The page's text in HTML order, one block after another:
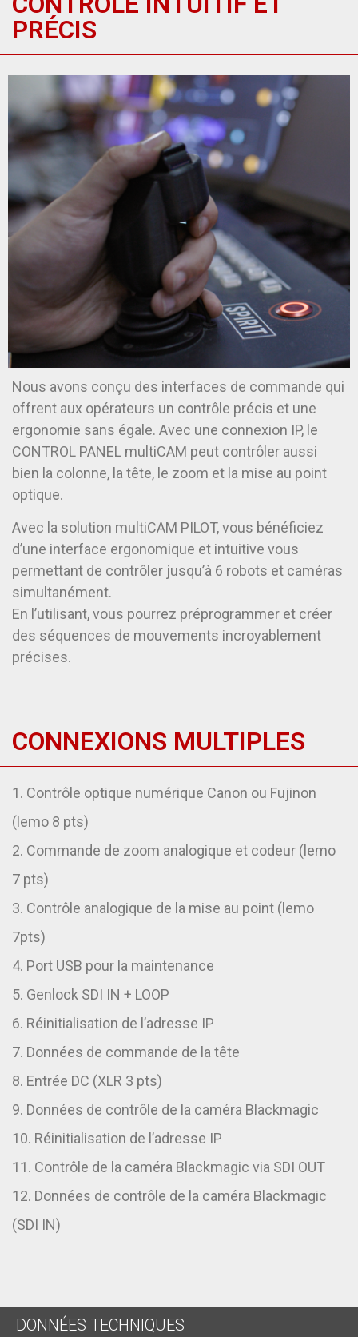
PRÉCIS
Nous avons conçu des interfaces de commande qui
offrent aux opérateurs un contrôle précis et une
ergonomie sans égale. Avec une connexion IP, le
CONTROL PANEL multiCAM peut contrôler aussi
bien la colonne, la tête, le zoom et la mise au point
optique.
Avec la solution multiCAM PILOT, vous bénéficiez
d’une interface ergonomique et intuitive vous
permettant de contrôler jusqu’à 6 robots et caméras
simultanément.
En l’utilisant, vous pourrez préprogrammer et créer
des séquences de mouvements incroyablement
précises.
CONNEXIONS MULTIPLES
1. Contrôle optique numérique Canon ou Fujinon
(lemo 8 pts)
2. Commande de zoom analogique et codeur (lemo
7 pts)
3. Contrôle analogique de la mise au point (lemo
7pts)
4. Port USB pour la maintenance
5. Genlock SDI IN + LOOP
6. Réinitialisation de l’adresse IP
7. Données de commande de la tête
8. Entrée DC (XLR 3 pts)
9. Données de contrôle de la caméra Blackmagic
10. Réinitialisation de l’adresse IP
11. Contrôle de la caméra Blackmagic via SDI OUT
12. Données de contrôle de la caméra Blackmagic
(SDI IN)
DONNÉES TECHNIQUES